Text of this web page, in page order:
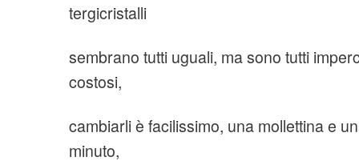
tergicristalli
sembrano tutti uguali, ma sono tutti
costosi,
cambiarli è facilissimo, una mollettina e
minuto,